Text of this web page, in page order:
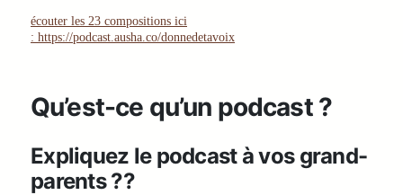
écouter les 23 compositions ici
: https://podcast.ausha.co/donnedetavoix
Qu’est-ce qu’un podcast ?
Expliquez le podcast à vos grand-
parents ?‍?